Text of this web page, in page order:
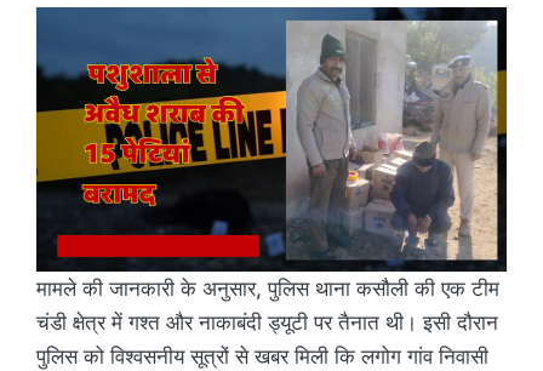
मामले की जानकारी के अनुसार, पुलिस थाना कसौली की एक टीम
चंडी क्षेत्र में गश्त और नाकाबंदी ड्यूटी पर तैनात थी। इसी दौरान
पुलिस को विश्वसनीय सूत्रों से खबर मिली कि लगोग गांव निवासी